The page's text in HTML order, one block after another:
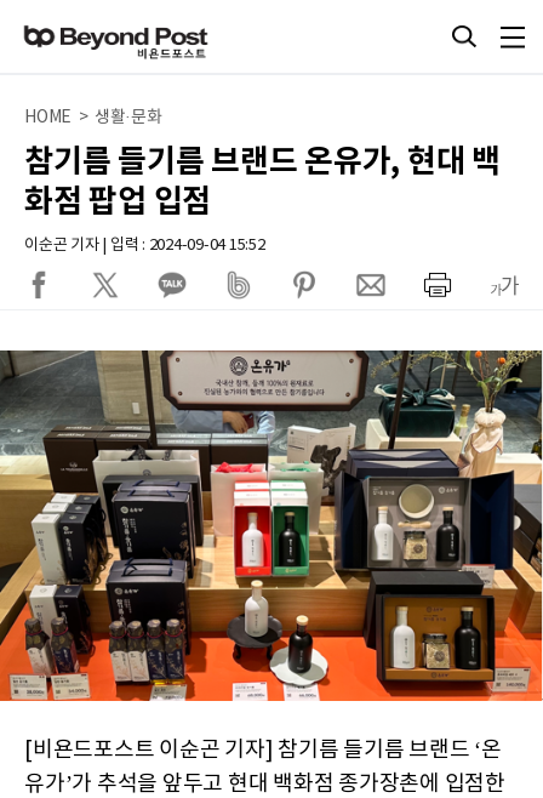
HOME > 생활·문화
참기름 들기름 브랜드 온유가, 현대 백
화점 팝업 입점
이순곤 기자 | 입력 : 2024-09-04 15:52
[비욘드포스트 이순곤 기자] 참기름 들기름 브랜드 ‘온
유가’가 추석을 앞두고 현대 백화점 종가장촌에 입점한